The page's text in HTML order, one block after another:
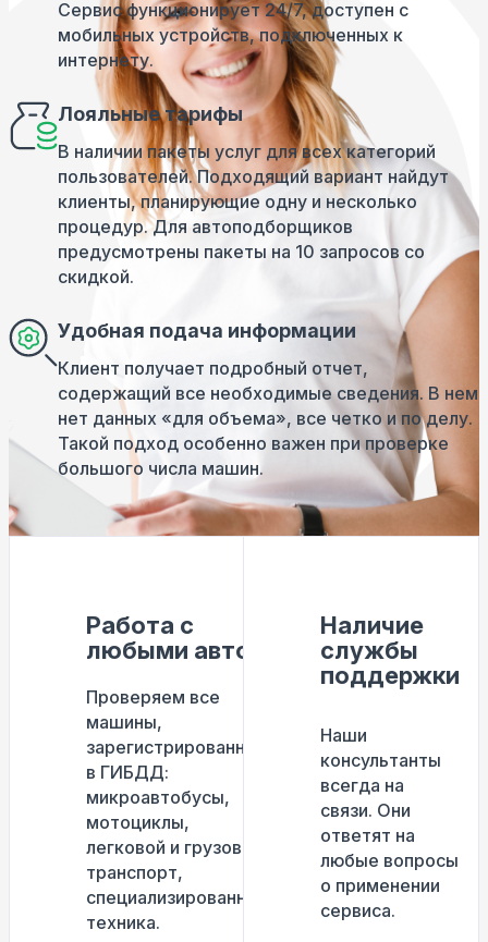
Сервис функционирует 24/7, доступен с
мобильных устройств, подключенных к
интернету.
Лояльные тарифы
В наличии пакеты услуг для всех категорий
пользователей. Подходящий вариант найдут
клиенты, планирующие одну и несколько
процедур. Для автоподборщиков
предусмотрены пакеты на 10 запросов со
скидкой.
Удобная подача информации
Клиент получает подробный отчет,
содержащий все необходимые сведения. В нем
нет данных «для объема», все четко и по делу.
Такой подход особенно важен при проверке
большого числа машин.
Работа с
любыми авто
Проверяем все
машины,
зарегистрированные
в ГИБДД:
микроавтобусы,
мотоциклы,
легковой и грузовой
транспорт,
специализированная
техника.
Наличие
службы
поддержки
Наши
консультанты
всегда на
связи. Они
ответят на
любые вопросы
о применении
сервиса.